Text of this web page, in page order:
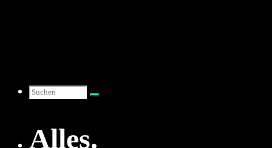
Suchen
nach:
Alles.